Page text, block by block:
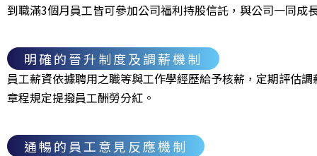
到職滿3個月員工皆可參加公司福利持股信託，與公司一同成
明確的晉升制度及調薪機制
員工薪資依據聘用之職等與工作學經歷給予核薪，定期評估
章程規定提撥員工酬勞分紅。
通暢的員工意見反應機制